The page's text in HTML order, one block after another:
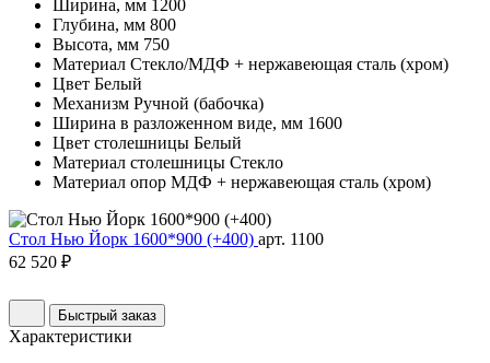
Ширина, мм 1200
Глубина, мм 800
Высота, мм 750
Материал Стекло/МДФ + нержавеющая сталь (хром)
Цвет Белый
Механизм Ручной (бабочка)
Ширина в разложенном виде, мм 1600
Цвет столешницы Белый
Материал столешницы Стекло
Материал опор МДФ + нержавеющая сталь (хром)
Стол Нью Йорк 1600*900 (+400) арт. 1100
62 520 ₽
Быстрый заказ
Характеристики